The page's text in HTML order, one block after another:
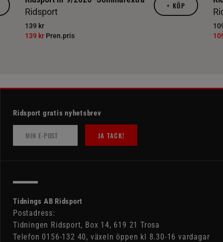
Ridsport
139 kr
139 kr Pren.pris
+ KÖP
Ridsport gratis nyhetsbrev
JA TACK!
Tidnings AB Ridsport
Postadress:
Tidningen Ridsport, Box 14, 619 21 Trosa
Telefon 0156-132 40, växeln öppen kl 8.30-16 vardagar